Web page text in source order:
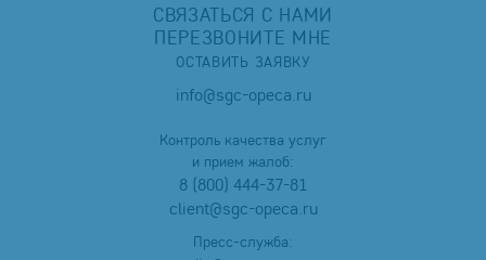
СВЯЗАТЬСЯ С НАМИ
ПЕРЕЗВОНИТЕ МНЕ
ОСТАВИТЬ ЗАЯВКУ
info@sgc-opeca.ru
Контроль качества услуг
и прием жалоб:
8 (800) 444-37-81
client@sgc-opeca.ru
Пресс-служба: